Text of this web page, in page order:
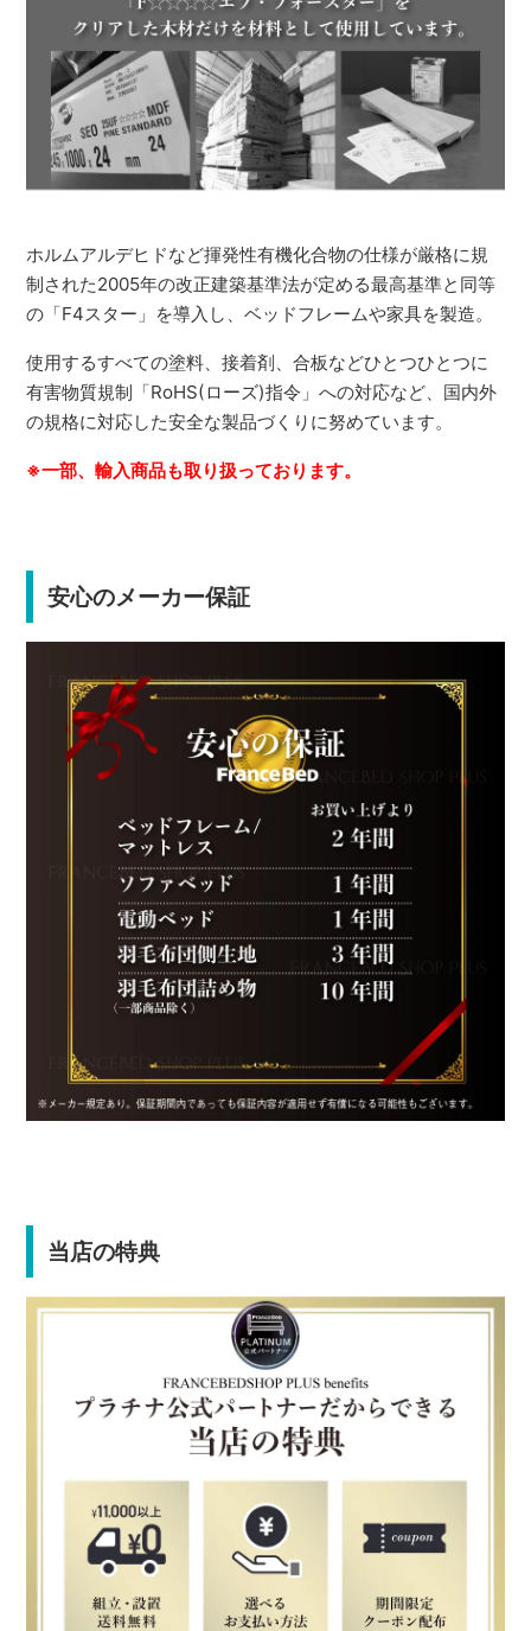
ホルムアルデヒドなど揮発性有機化合物の仕様が厳格に規
制された2005年の改正建築基準法が定める最高基準と同等
の「F4スター」を導入し、ベッドフレームや家具を製造。
使用するすべての塗料、接着剤、合板などひとつひとつに
有害物質規制「RoHS(ローズ)指令」への対応など、国内外
の規格に対応した安全な製品づくりに努めています。
※一部、輸入商品も取り扱っております。
安心のメーカー保証
当店の特典